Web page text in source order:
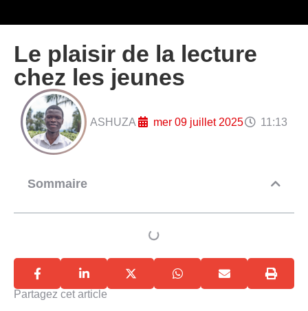
Le plaisir de la lecture
chez les jeunes
ASHUZA mer 09 juillet 2025 11:13
Sommaire
Partagez cet article